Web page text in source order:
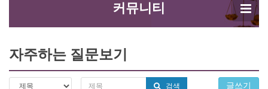
커뮤니티
자주하는 질문보기
검색 글쓰기